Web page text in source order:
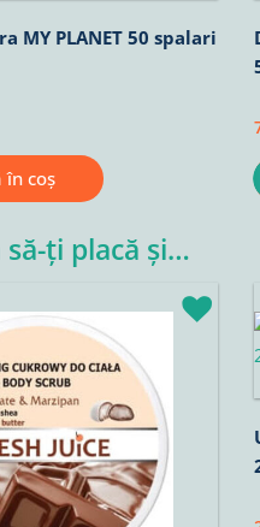
MY PLANET 50 spalari
în coș
să-ți placă și…